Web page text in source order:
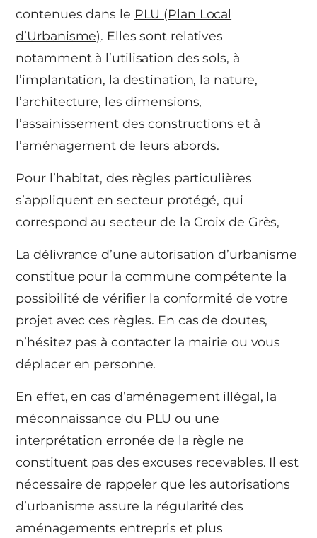
contenues dans le PLU (Plan Local
d’Urbanisme). Elles sont relatives
notamment à l’utilisation des sols, à
l’implantation, la destination, la nature,
l’architecture, les dimensions,
l’assainissement des constructions et à
l’aménagement de leurs abords.
Pour l’habitat, des règles particulières
s’appliquent en secteur protégé, qui
correspond au secteur de la Croix de Grès,
La délivrance d’une autorisation d’urbanisme
constitue pour la commune compétente la
possibilité de vérifier la conformité de votre
projet avec ces règles. En cas de doutes,
n’hésitez pas à contacter la mairie ou vous
déplacer en personne.
En effet, en cas d’aménagement illégal, la
méconnaissance du PLU ou une
interprétation erronée de la règle ne
constituent pas des excuses recevables. Il est
nécessaire de rappeler que les autorisations
d’urbanisme assure la régularité des
aménagements entrepris et plus